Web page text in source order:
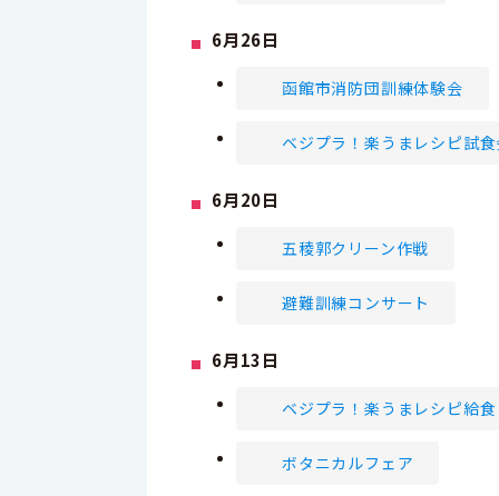
6月26日
函館市消防団訓練体験会
ベジプラ！楽うまレシピ試
6月20日
五稜郭クリーン作戦
避難訓練コンサート
6月13日
ベジプラ！楽うまレシピ給食
ボタニカルフェア